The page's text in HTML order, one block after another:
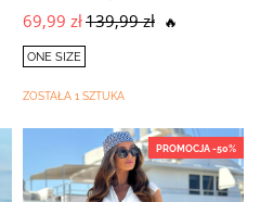
69,99 zł139,99 zł 🔥
ONE SIZE
ZOSTAŁA 1 SZTUKA
PROMOCJA -50%